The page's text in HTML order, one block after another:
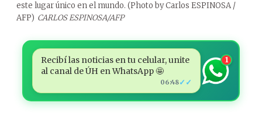
este lugar único en el mundo. (Photo by Carlos ESPINOSA /
AFP) CARLOS ESPINOSA/AFP
Recibí las noticias en tu celular, unite
al canal de ÚH en WhatsApp 🤩
06:48✓✓
1